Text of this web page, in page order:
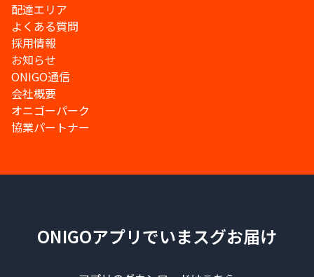
配達エリア
よくある質問
採用情報
お知らせ
ONIGO通信
会社概要
オニゴーパーク
協業パートナー
ONIGOアプリでいまスグお届け